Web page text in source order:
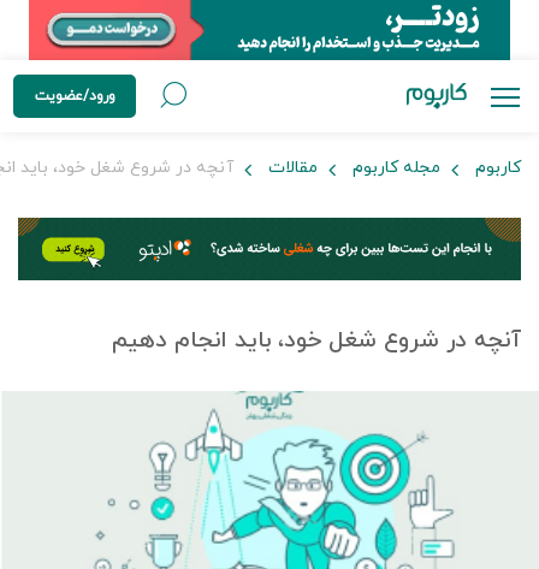
ورود/عضویت
کاربوم مجله کاربوم مقالات آنچه در شروع شغل خود، باید
آنچه در شروع شغل خود، باید انجام دهیم